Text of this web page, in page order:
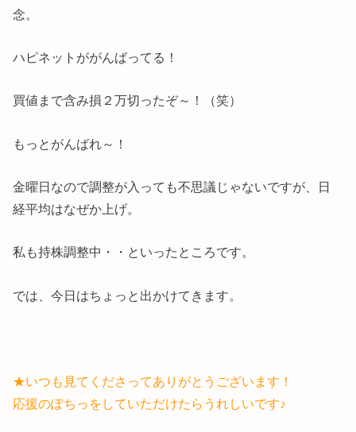
念。
ハピネットががんばってる！
買値まで含み損２万切ったぞ～！（笑）
もっとがんばれ～！
金曜日なので調整が入っても不思議じゃないですが、日
経平均はなぜか上げ。
私も持株調整中・・といったところです。
では、今日はちょっと出かけてきます。
★いつも見てくださってありがとうございます！
応援のぽちっをしていただけたらうれしいです♪